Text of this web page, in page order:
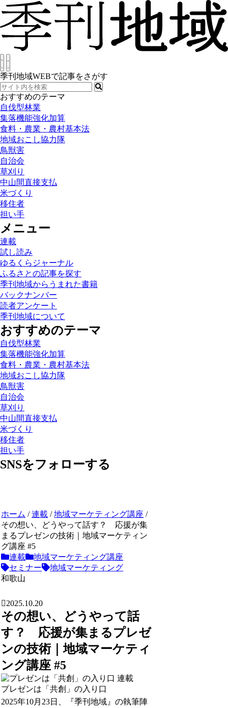
季刊地域WEBで記事をさがす
おすすめのテーマ
自伐型林業
集落機能強化加算
食料・農業・農村基本法
地域おこし協力隊
鳥獣害
自治会
草刈り
中山間直接支払
米づくり
移住者
担い手
メニュー
連載
試し読み
ゆるくらジャーナル
ふるさとの記事を探す
季刊地域からうまれた書籍
バックナンバー
読者アンケート
季刊地域について
おすすめのテーマ
自伐型林業
集落機能強化加算
食料・農業・農村基本法
地域おこし協力隊
鳥獣害
自治会
草刈り
中山間直接支払
米づくり
移住者
担い手
SNSをフォローする
ホーム / 連載 / 地域マーケティング講座 /
その想い、どうやって話す？ 応援が集
まるプレゼンの技術｜地域マーケティン
グ講座 #5
連載
地域マーケティング講座
セミナー
地域マーケティング
和歌山
2025.10.20
その想い、どうやって話
す？ 応援が集まるプレゼ
ンの技術｜地域マーケティ
ング講座 #5
連載
プレゼンは「共創」の入り口
2025年10月23日、『季刊地域』の執筆陣